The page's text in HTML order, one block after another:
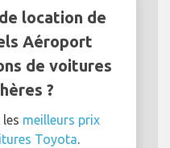
location de
Aéroport
de voitures
?
meilleurs prix
Toyota.